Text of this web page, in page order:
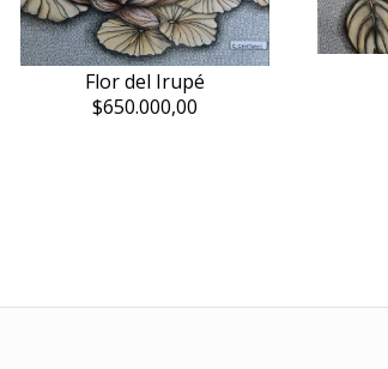
Flor del Irupé
$650.000,00